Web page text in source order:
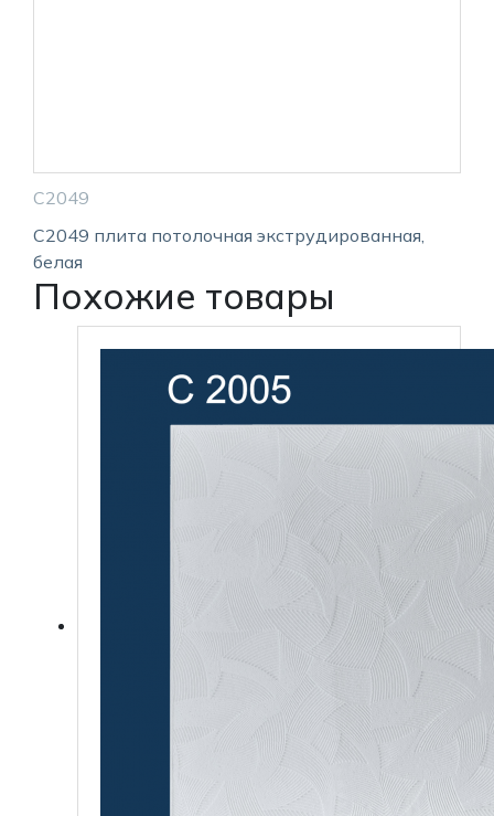
С2049
С2049 плита потолочная экструдированная,
белая
Похожие товары